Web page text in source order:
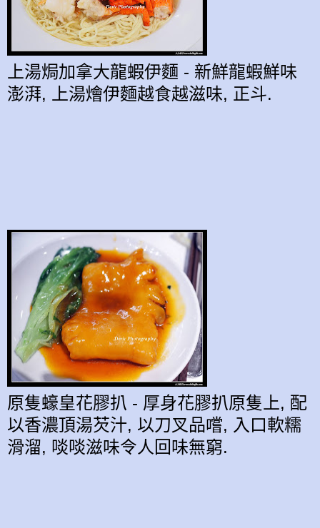
上湯焗加拿大龍蝦伊麵 - 新鮮龍蝦鮮味
澎湃, 上湯燴伊麵越食越滋味, 正斗.
原隻蠔皇花膠扒 - 厚身花膠扒原隻 上, 配
以香濃頂湯芡汁, 以刀叉品嚐, 入口軟糯
滑溜, 啖啖滋味令人 回味無窮.